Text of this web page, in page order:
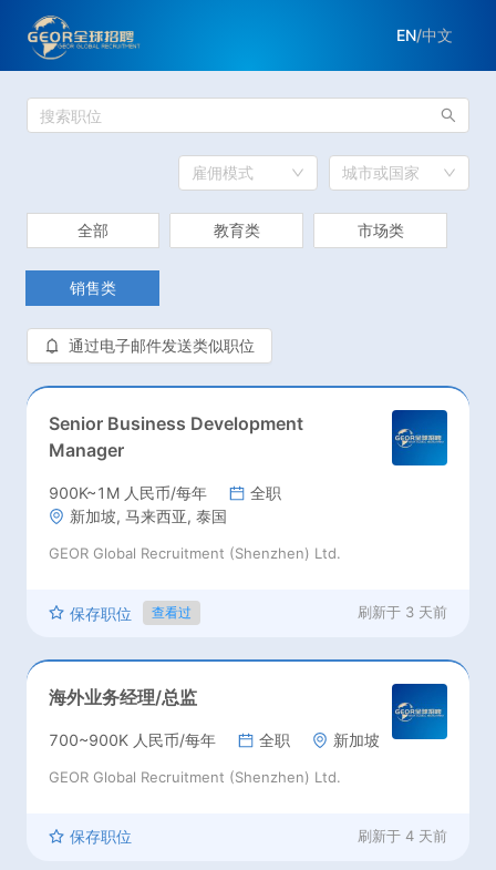
EN/中文
雇佣模式 城市或国家
全部 教育类 市场类
销售类
通过电子邮件发送类似职位
Senior Business Development
Manager
900K~1M 人民币/每年
全职
新加坡, 马来西亚, 泰国
GEOR Global Recruitment (Shenzhen) Ltd.
保存职位 查看过 刷新于 3 天前
海外业务经理/总监
700~900K 人民币/每年 全职 新加坡
GEOR Global Recruitment (Shenzhen) Ltd.
保存职位 刷新于 4 天前